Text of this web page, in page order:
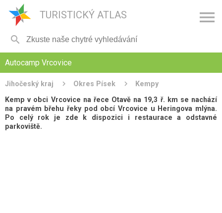
TURISTICKÝ ATLAS 

Autocamp Vrcovice
Jihočeský kraj Okres Písek
Kempy
Kemp v obci Vrcovice na řece Otavě na 19,3 ř. km se nachází
na pravém břehu řeky pod obcí Vrcovice u Heringova mlýna.
Po celý rok je zde k dispozici i restaurace a odstavné
parkoviště.